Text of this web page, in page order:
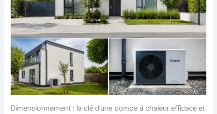
Dimensionnement : la clé d’une pompe à chaleur efficace et